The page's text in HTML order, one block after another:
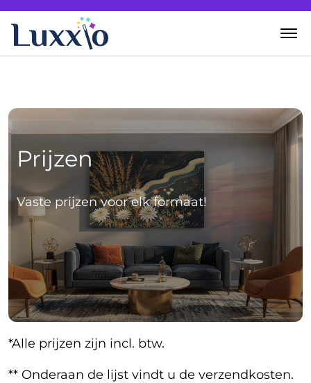
Wanddecoratie
Zelf creëren
Over Luxxio
Contact
Prijzen
Vaste prijzen voor elk formaat!
*Alle prijzen zijn incl. btw.
** Onderaan de lijst vindt u de verzendkosten.